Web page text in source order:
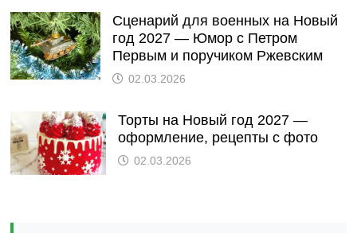
Сценарий для военных на Новый
год 2027 — Юмор с Петром
Первым и поручиком Ржевским
02.03.2026
Торты на Новый год 2027 —
оформление, рецепты с фото
02.03.2026